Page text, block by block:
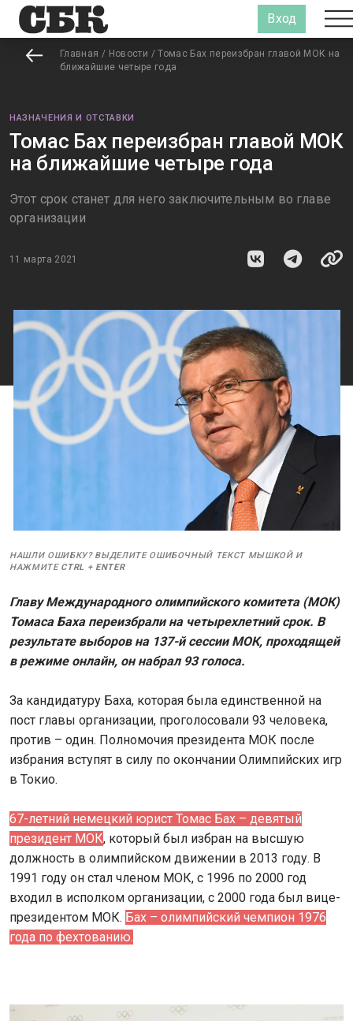
Вход
Главная / Новости / Томас Бах переизбран главой МОК на
ближайшие четыре года
НАЗНАЧЕНИЯ И ОТСТАВКИ
Томас Бах переизбран главой МОК
на ближайшие четыре года
Этот срок станет для него заключительным во главе
организации
11 марта 2021
НАШЛИ ОШИБКУ? ВЫДЕЛИТЕ ОШИБОЧНЫЙ ТЕКСТ МЫШКОЙ И
НАЖМИТЕ CTRL + ENTER
Главу Международного олимпийского комитета (МОК)
Томаса Баха переизбрали на четырехлетний срок. В
результате выборов на 137-й сессии МОК, проходящей
в режиме онлайн, он набрал 93 голоса.
За кандидатуру Баха, которая была единственной на
пост главы организации, проголосовали 93 человека,
против – один. Полномочия президента МОК после
избрания вступят в силу по окончании Олимпийских игр
в Токио.
67-летний немецкий юрист Томас Бах – девятый
президент МОК, который был избран на высшую
должность в олимпийском движении в 2013 году. В
1991 году он стал членом МОК, с 1996 по 2000 год
входил в исполком организации, с 2000 года был вице-
президентом МОК. Бах – олимпийский чемпион 1976
года по фехтованию.